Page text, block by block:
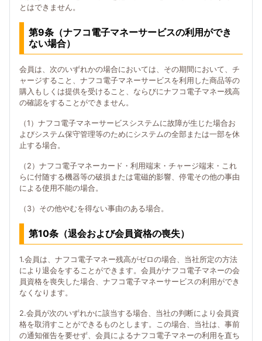
とはできません。
第9条（ナフコ電子マネーサービスの利用ができ
ない場合）
会員は、次のいずれかの場合においては、その期間において、チ
ャージすること、ナフコ電子マネーサービスを利用した商品等の
購入もしくは提供を受けること、ならびにナフコ電子マネー残高
の確認をすることができません。
（1）ナフコ電子マネーサービスシステムに故障が生じた場合お
よびシステム保守管理等のためにシステムの全部または一部を休
止する場合。
（2）ナフコ電子マネーカード・利用端末・チャージ端末・これ
らに付随する機器等の破損または電磁的影響、停電その他の事由
による使用不能の場合。
（3）その他やむを得ない事由のある場合。
第10条（退会および会員資格の喪失）
1.会員は、ナフコ電子マネー残高がゼロの場合、当社所定の方法
により退会をすることができます。会員がナフコ電子マネーの会
員資格を喪失した場合、ナフコ電子マネーサービスの利用ができ
なくなります。
2.会員が次のいずれかに該当する場合、当社の判断により会員資
格を取消すことができるものとします。この場合、当社は、事前
の通知催告を要せず、会員によるナフコ電子マネーの利用を直ち